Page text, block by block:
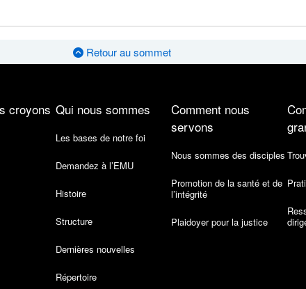
Retour au sommet
croyons Qui nous sommes
Les bases de notre foi
Demandez à l’EMU
Histoire
Structure
Dernières nouvelles
Répertoire
Comment nous
servons
Nous sommes des disciples
Promotion de la santé et de
l’intégrité
Plaidoyer pour la justice